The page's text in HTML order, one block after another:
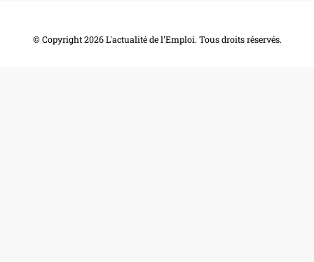
© Copyright 2026L'actualité de l'Emploi. Tous droits réservés.